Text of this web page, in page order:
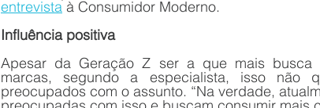
entrevista à Consumidor Moderno.
Influência positiva
Apesar da Geração Z ser a que mais busca
marcas, segundo a especialista, isso não
preocupados com o assunto. “Na verdade,